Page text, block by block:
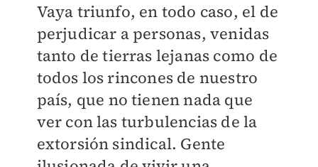
Vaya triunfo, en todo caso, el de
perjudicar a personas, venidas
tanto de tierras lejanas como de
todos los rincones de nuestro
país, que no tienen nada que
ver con las turbulencias de la
extorsión sindical. Gente